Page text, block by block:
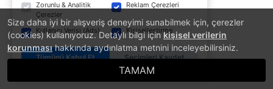
Size daha iyi bir alışveriş deneyimi sunabilmek için, çerezler
(cookies) kullanıyoruz. Detaylı bilgi içinkişisel verilerin
korunmasıhakkında aydınlatma metnini inceleyebilirsiniz.
TAMAM
Zorunlu & Analitik
Çerezler
Reklam Çerezleri
Kullanıcı Verisi (Ads) Kişiselleştirme
Tümünü Kabul Et Seçimleri Kaydet